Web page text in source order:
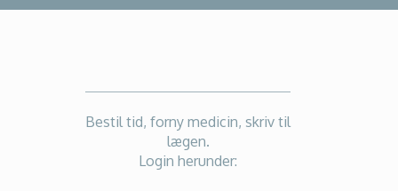
Bestil tid, forny medicin, skriv til
lægen.
Login herunder: